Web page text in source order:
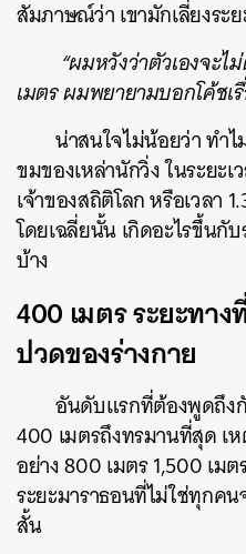
สัมภาษณ์ว่า เขามักเลี่ยงระ
“ผมหวังว่าตัวเองจะ
เมตร ผมพยายามบอกโค้ชเ
น่าสนใจไม่น้อยว่า ทำไ
ขมของเหล่านักวิ่ง ในระยะ
เจ้าของสถิติโลก หรือเวลา
โดยเฉลี่ยนั้น เกิดอะไรขึ้นกั
บ้าง
400 เมตร ระยะทา
ปวดของร่างกาย
อันดับแรกที่ต้องพูดถึง
400 เมตรถึงทรมานที่สุด เ
อย่าง 800 เมตร 1,500 เม
ระยะมาราธอนที่ไม่ใช่ทุกคน
สั้น